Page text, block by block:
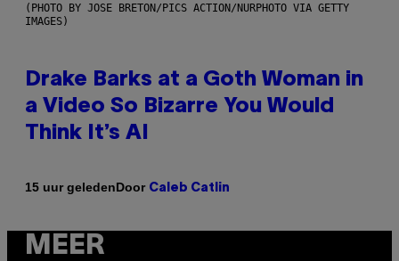
(PHOTO BY JOSE BRETON/PICS ACTION/NURPHOTO VIA GETTY
IMAGES)
Drake Barks at a Goth Woman in
a Video So Bizarre You Would
Think It’s AI
15 uur geledenDoor Caleb Catlin
MEER